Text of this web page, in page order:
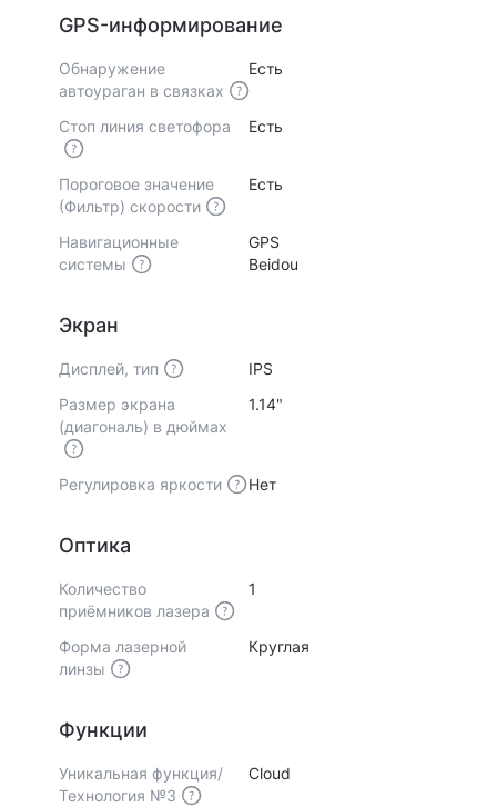
GPS-информирование
Обнаружение
автоураган в связках
Есть
Стоп линия светофора Есть
Пороговое значение
(Фильтр) скорости
Есть
Навигационные
системы
GPS
Beidou
Экран
Дисплей, тип
IPS
Размер экрана
(диагональ) в дюймах
1.14"
Регулировка яркости Нет
Оптика
Количество
приёмников лазера
1
Форма лазерной
линзы
Круглая
Функции
Уникальная функция/
Технология №3
Cloud